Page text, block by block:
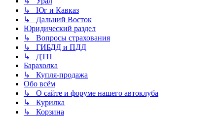
↳ Юг и Кавказ
↳ Дальний Восток
Юридический раздел
↳ Вопросы страхования
↳ ГИБДД и ПДД
↳ ДТП
Барахолка
↳ Купля-продажа
Обо всём
↳ О сайте и форуме нашего автоклуба
↳ Курилка
↳ Корзина